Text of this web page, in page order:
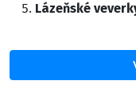
Lázeňské